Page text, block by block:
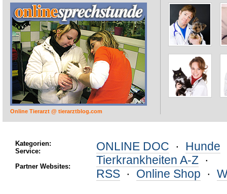
Online Tierarzt @ tierarztblog.com
Kategorien:
Service:
Partner Websites:
ONLINE DOC · Hunde
Tierkrankheiten A-Z ·
RSS · Online Shop ·